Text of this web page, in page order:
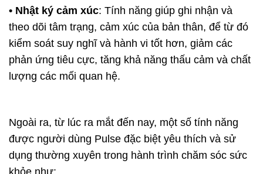
• Nhật ký cảm xúc: Tính năng giúp ghi nhận và
theo dõi tâm trạng, cảm xúc của bản thân, để từ đó
kiểm soát suy nghĩ và hành vi tốt hơn, giảm các
phản ứng tiêu cực, tăng khả năng thấu cảm và chất
lượng các mối quan hệ.
Ngoài ra, từ lúc ra mắt đến nay, một số tính năng
được người dùng Pulse đặc biệt yêu thích và sử
dụng thường xuyên trong hành trình chăm sóc sức
khỏe như: